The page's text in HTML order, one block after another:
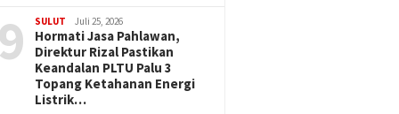
SULUT Juli 25, 2026
Hormati Jasa Pahlawan,
Direktur Rizal Pastikan
Keandalan PLTU Palu 3
Topang Ketahanan Energi
Listrik…